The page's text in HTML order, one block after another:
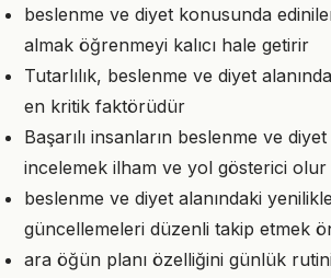
beslenme ve diyet konusunda
almak öğrenmeyi kalıcı hale getirir
Tutarlılık, beslenme ve diyet
en kritik faktörüdür
Başarılı insanların beslenme ve diyet
incelemek ilham ve yol gösterici olur
beslenme ve diyet alanındaki
güncellemeleri düzenli takip etmek
ara öğün planı özelliğini günlük